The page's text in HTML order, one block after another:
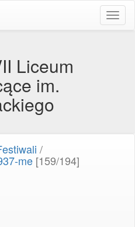
Liceum
im.
/
me [159/194]